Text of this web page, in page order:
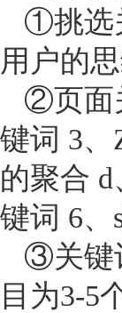
①挑选
用户的
②页面
键词 3
的聚合
键词 6
③关键
目为3-5